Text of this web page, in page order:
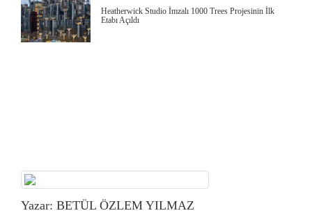
Heatherwick Studio İmzalı 1000 Trees Projesinin İlk
Etabı Açıldı
Yazar: BETÜL ÖZLEM YILMAZ